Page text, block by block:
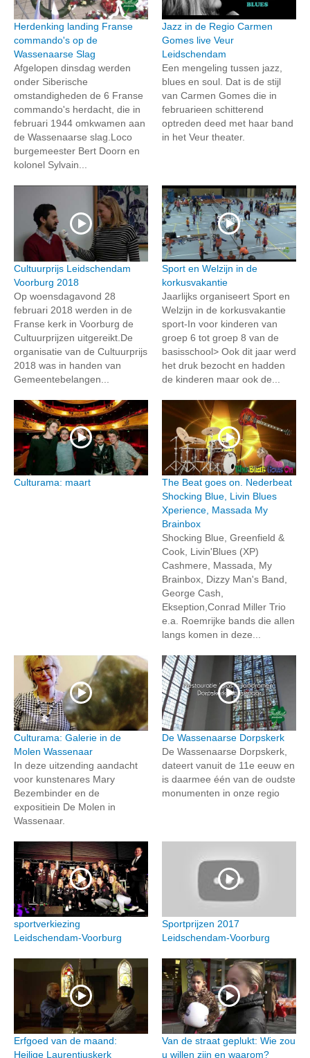
Herdenking landing Franse
commando's op de
Wassenaarse Slag
Afgelopen dinsdag werden
onder Siberische
omstandigheden de 6 Franse
commando's herdacht, die in
februari 1944 omkwamen aan
de Wassenaarse slag.Loco
burgemeester Bert Doorn en
kolonel Sylvain...
Jazz in de Regio Carmen
Gomes live Veur
Leidschendam
Een mengeling tussen jazz,
blues en soul. Dat is de stijl
van Carmen Gomes die in
februarieen schitterend
optreden deed met haar band
in het Veur theater.
Cultuurprijs Leidschendam
Voorburg 2018
Op woensdagavond 28
februari 2018 werden in de
Franse kerk in Voorburg de
Cultuurprijzen uitgereikt.De
organisatie van de Cultuurprijs
2018 was in handen van
Gemeentebelangen...
Sport en Welzijn in de
korkusvakantie
Jaarlijks organiseert Sport en
Welzijn in de korkusvakantie
sport-In voor kinderen van
groep 6 tot groep 8 van de
basisschool> Ook dit jaar werd
het druk bezocht en hadden
de kinderen maar ook de...
Culturama: maart
The Beat goes on. Nederbeat
Shocking Blue, Livin Blues
Xperience, Massada My
Brainbox
Shocking Blue, Greenfield &
Cook, Livin'Blues (XP)
Cashmere, Massada, My
Brainbox, Dizzy Man's Band,
George Cash,
Ekseption,Conrad Miller Trio
e.a. Roemrijke bands die allen
langs komen in deze...
Culturama: Galerie in de
Molen Wassenaar
In deze uitzending aandacht
voor kunstenares Mary
Bezembinder en de
expositiein De Molen in
Wassenaar.
De Wassenaarse Dorpskerk
De Wassenaarse Dorpskerk,
dateert vanuit de 11e eeuw en
is daarmee één van de oudste
monumenten in onze regio
sportverkiezing
Leidschendam-Voorburg
Sportprijzen 2017
Leidschendam-Voorburg
Erfgoed van de maand:
Heilige Laurentiuskerk
Van de straat geplukt: Wie zou
u willen zijn en waarom?